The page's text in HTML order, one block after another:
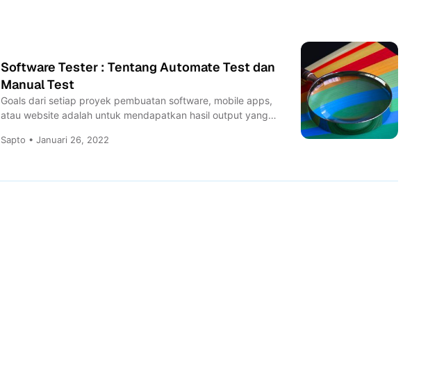
Software Tester : Tentang Automate Test dan
Manual Test
Goals dari setiap proyek pembuatan software, mobile apps,
atau website adalah untuk mendapatkan hasil output yang
Sapto • Januari 26, 2022